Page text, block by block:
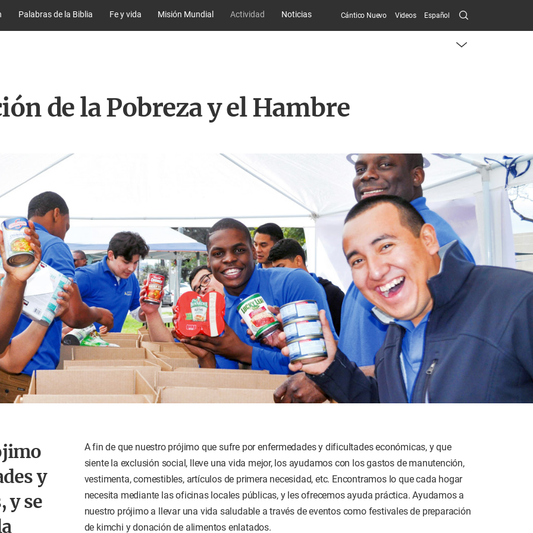
Palabras de la Biblia Fe y vida Misión Mundial Actividad Noticias Cántico Nuevo Videos Español Search
Submit
de la Pobreza y el Hambre
y
y se
A fin de que nuestro prójimo que sufre por enfermedades y dificultades económicas, y que
siente la exclusión social, lleve una vida mejor, los ayudamos con los gastos de manutención,
vestimenta, comestibles, artículos de primera necesidad, etc. Encontramos lo que cada hogar
necesita mediante las oficinas locales públicas, y les ofrecemos ayuda práctica. Ayudamos a
nuestro prójimo a llevar una vida saludable a través de eventos como festivales de preparación
de kimchi y donación de alimentos enlatados.